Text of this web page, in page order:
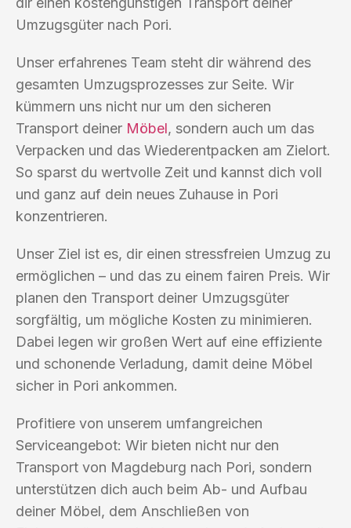
Umzugsgüter nach Pori.
Unser erfahrenes Team steht dir während des
gesamten Umzugsprozesses zur Seite. Wir
kümmern uns nicht nur um den sicheren
Transport deiner Möbel, sondern auch um das
Verpacken und das Wiederentpacken am Zielort.
So sparst du wertvolle Zeit und kannst dich voll
und ganz auf dein neues Zuhause in Pori
konzentrieren.
Unser Ziel ist es, dir einen stressfreien Umzug zu
ermöglichen – und das zu einem fairen Preis. Wir
planen den Transport deiner Umzugsgüter
sorgfältig, um mögliche Kosten zu minimieren.
Dabei legen wir großen Wert auf eine effiziente
und schonende Verladung, damit deine Möbel
sicher in Pori ankommen.
Profitiere von unserem umfangreichen
Serviceangebot: Wir bieten nicht nur den
Transport von Magdeburg nach Pori, sondern
unterstützen dich auch beim Ab- und Aufbau
deiner Möbel, dem Anschließen von